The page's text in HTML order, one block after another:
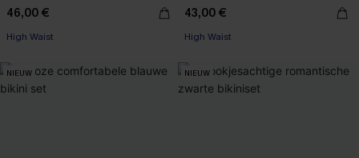
46,00 €
High Waist
43,00 €
【AG18】2 met 10% korting
High Waist
NIEUW NIEUW